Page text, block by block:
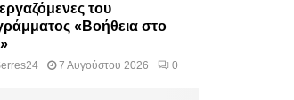
του
«Βοήθεια στο
7 Αυγούστου 2026 0